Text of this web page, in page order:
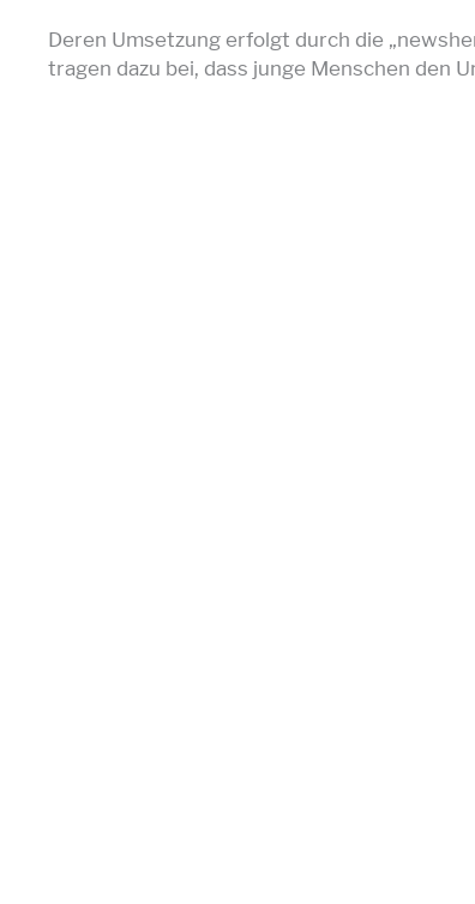
Deren Umsetzung erfolgt durch die
tragen dazu bei, dass junge Menschen den